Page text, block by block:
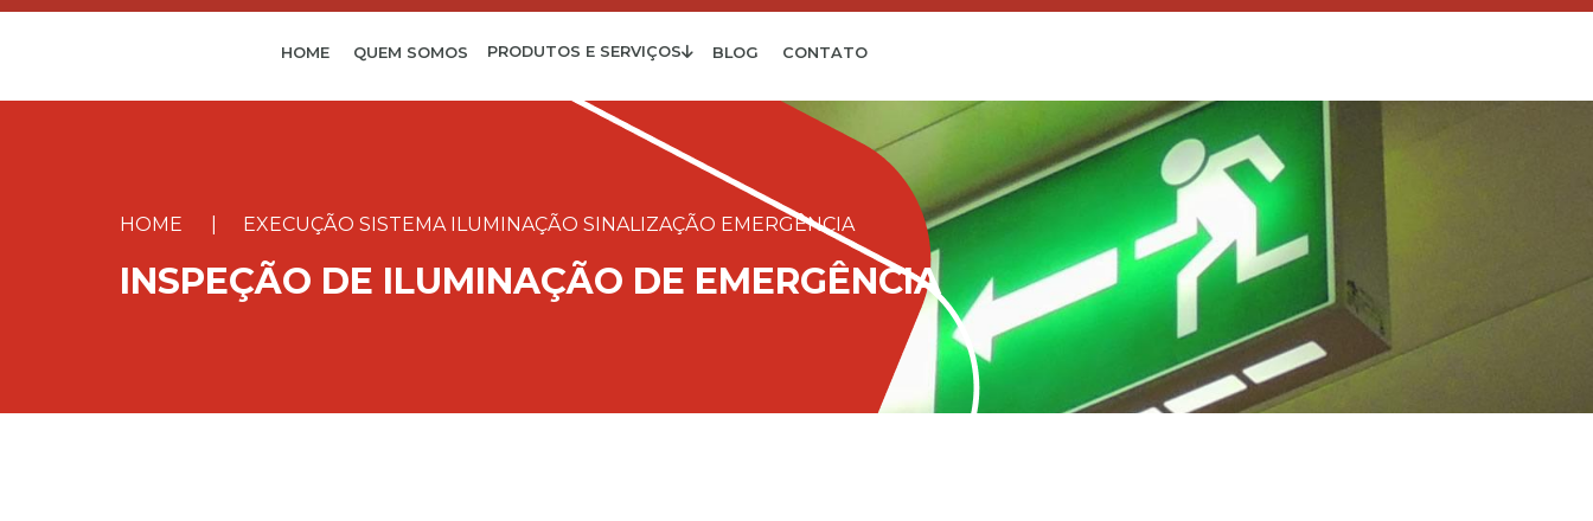
HOME QUEM SOMOS PRODUTOS E SERVIÇOS BLOG CONTATO
HOME EXECUÇÃO SISTEMA ILUMINAÇÃO SINALIZAÇÃO EMERGÊNCIA
INSPEÇÃO DE ILUMINAÇÃO DE EMERGÊNCIA